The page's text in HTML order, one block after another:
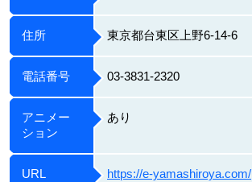
住所 東京都台東区上野6-14-6
電話番号 03-3831-2320
アニメー
ション
あり
URL https://e-yamashiroya.com/